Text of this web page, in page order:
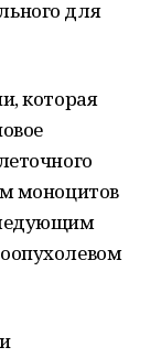
для
которая
моноцитов